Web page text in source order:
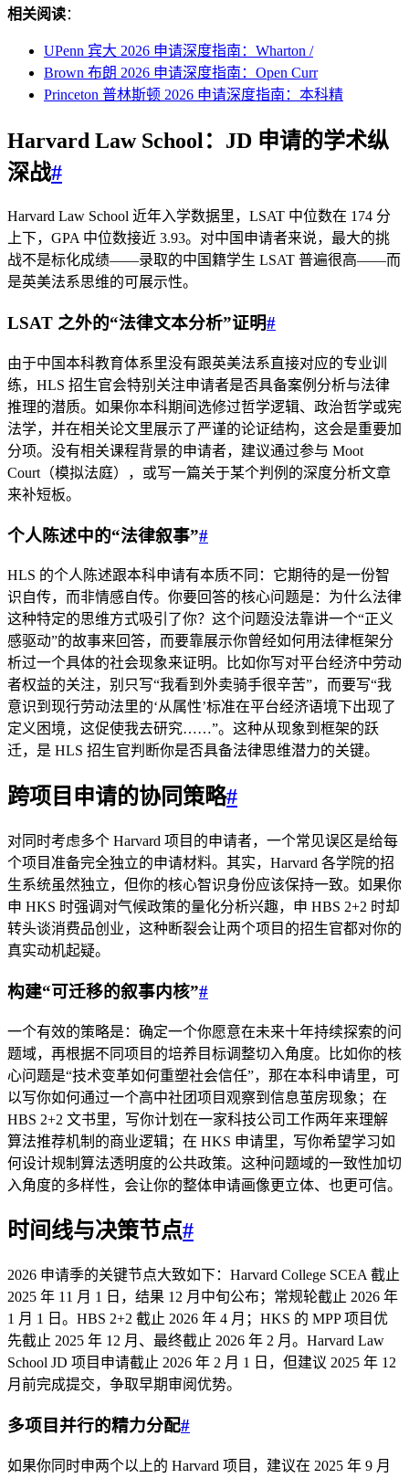
相关阅读：
UPenn 宾大 2026 申请深度指南：Wharton /
Brown 布朗 2026 申请深度指南：Open Curr
Princeton 普林斯顿 2026 申请深度指南：本科精
Harvard Law School：JD 申请的学术纵
深战#
Harvard Law School 近年入学数据里，LSAT 中位数在 174 分
上下，GPA 中位数接近 3.93。对中国申请者来说，最大的挑
战不是标化成绩——录取的中国籍学生 LSAT 普遍很高——而
是英美法系思维的可展示性。
LSAT 之外的“法律文本分析”证明#
由于中国本科教育体系里没有跟英美法系直接对应的专业训
练，HLS 招生官会特别关注申请者是否具备案例分析与法律
推理的潜质。如果你本科期间选修过哲学逻辑、政治哲学或宪
法学，并在相关论文里展示了严谨的论证结构，这会是重要加
分项。没有相关课程背景的申请者，建议通过参与 Moot
Court（模拟法庭），或写一篇关于某个判例的深度分析文章
来补短板。
个人陈述中的“法律叙事”#
HLS 的个人陈述跟本科申请有本质不同：它期待的是一份智
识自传，而非情感自传。你要回答的核心问题是：为什么法律
这种特定的思维方式吸引了你？这个问题没法靠讲一个“正义
感驱动”的故事来回答，而要靠展示你曾经如何用法律框架分
析过一个具体的社会现象来证明。比如你写对平台经济中劳动
者权益的关注，别只写“我看到外卖骑手很辛苦”，而要写“我
意识到现行劳动法里的‘从属性’标准在平台经济语境下出现了
定义困境，这促使我去研究……”。这种从现象到框架的跃
迁，是 HLS 招生官判断你是否具备法律思维潜力的关键。
跨项目申请的协同策略#
对同时考虑多个 Harvard 项目的申请者，一个常见误区是给每
个项目准备完全独立的申请材料。其实，Harvard 各学院的招
生系统虽然独立，但你的核心智识身份应该保持一致。如果你
申 HKS 时强调对气候政策的量化分析兴趣，申 HBS 2+2 时却
转头谈消费品创业，这种断裂会让两个项目的招生官都对你的
真实动机起疑。
构建“可迁移的叙事内核”#
一个有效的策略是：确定一个你愿意在未来十年持续探索的问
题域，再根据不同项目的培养目标调整切入角度。比如你的核
心问题是“技术变革如何重塑社会信任”，那在本科申请里，可
以写你如何通过一个高中社团项目观察到信息茧房现象；在
HBS 2+2 文书里，写你计划在一家科技公司工作两年来理解
算法推荐机制的商业逻辑；在 HKS 申请里，写你希望学习如
何设计规制算法透明度的公共政策。这种问题域的一致性加切
入角度的多样性，会让你的整体申请画像更立体、也更可信。
时间线与决策节点#
2026 申请季的关键节点大致如下：Harvard College SCEA 截止
2025 年 11 月 1 日，结果 12 月中旬公布；常规轮截止 2026 年
1 月 1 日。HBS 2+2 截止 2026 年 4 月；HKS 的 MPP 项目优
先截止 2025 年 12 月、最终截止 2026 年 2 月。Harvard Law
School JD 项目申请截止 2026 年 2 月 1 日，但建议 2025 年 12
月前完成提交，争取早期审阅优势。
多项目并行的精力分配#
如果你同时申两个以上的 Harvard 项目，建议在 2025 年 9 月